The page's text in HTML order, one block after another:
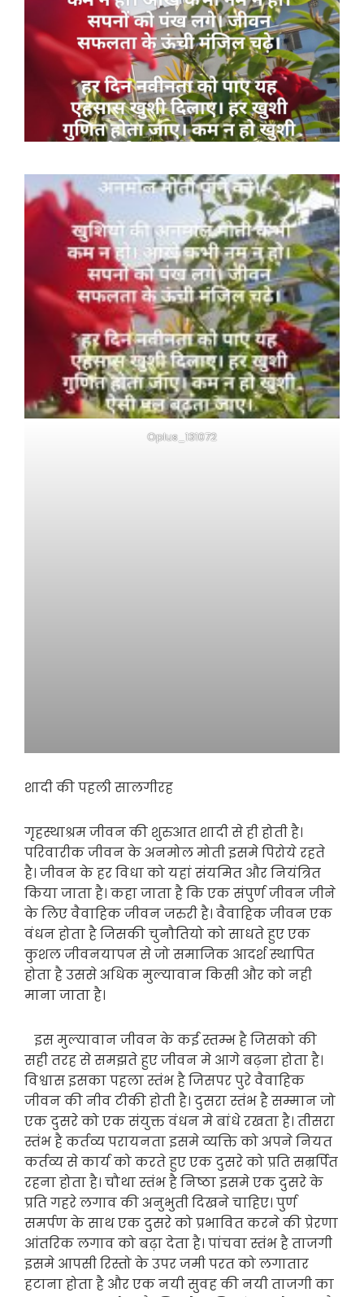
Oplus_131072
शादी की पहली सालगीरह
गृहस्थाश्रम जीवन की शुरुआत शादी से ही होती है।
परिवारीक जीवन के अनमोल मोती इसमे पिरोये रहते
है। जीवन के हर विधा को यहां संयमित और नियंत्रित
किया जाता है। कहा जाता है कि एक संपुर्ण जीवन जीने
के लिए वैवाहिक जीवन जरुरी है। वैवाहिक जीवन एक
वंधन होता है जिसकी चुनौतियो को साधते हुए एक
कुशल जीवनयापन से जो समाजिक आदर्श स्थापित
होता है उससे अधिक मुल्यावान किसी और को नही
माना जाता है।
इस मुल्यावान जीवन के कई स्तम्भ है जिसको की
सही तरह से समझते हुए जीवन मे आगे बढ़ना होता है।
विश्वास इसका पहला स्तंभ है जिसपर पुरे वैवाहिक
जीवन की नीव टीकी होती है। दुसरा स्तंभ है सम्मान जो
एक दुसरे को एक संयुक्त वंधन मे बांधे रखता है। तीसरा
स्तंभ है कर्तव्य परायनता इसमे व्यक्ति को अपने नियत
कर्तव्य से कार्य को करते हुए एक दुसरे को प्रति सम्रर्पित
रहना होता है। चौथा स्तंभ है निष्ठा इसमे एक दुसरे के
प्रति गहरे लगाव की अनुभुती दिखने चाहिए। पुर्ण
समर्पण के साथ एक दुसरे को प्रभावित करने की प्रेरणा
आंतरिक लगाव को बढ़ा देता है। पांचवा स्तंभ है ताजगी
इसमे आपसी रिस्तो के उपर जमी परत को लगातार
हटाना होता है और एक नयी सुवह की नयी ताजगी का